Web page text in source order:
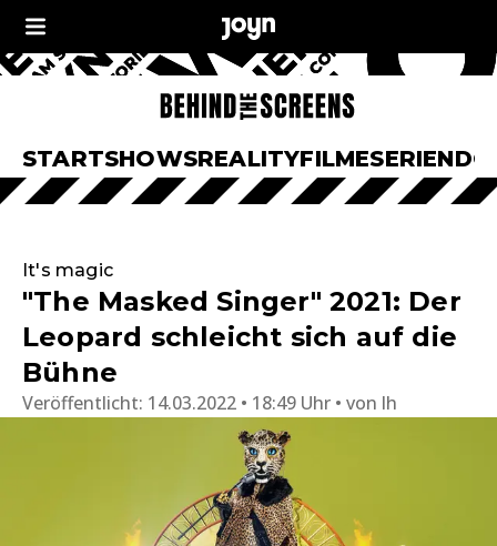
STARTSHOWSREALITYFILMESERIEN
It's magic
"The Masked Singer" 2021: Der
Leopard schleicht sich auf die
Bühne
Veröffentlicht: 14.03.2022 • 18:49 Uhr von lh